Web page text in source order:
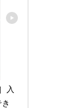
入